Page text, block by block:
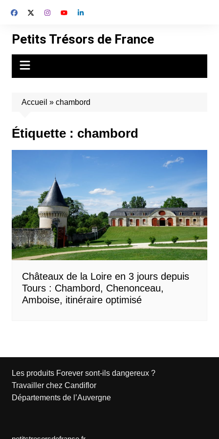
Petits Trésors de France
Accueil » chambord
Étiquette : chambord
Châteaux de la Loire en 3 jours depuis
Tours : Chambord, Chenonceau,
Amboise, itinéraire optimisé
Les produits Forever sont-ils dangereux ?
Travailler chez Candiflor
Départements de l’Auvergne